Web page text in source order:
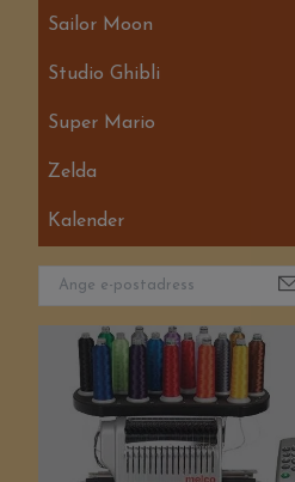
Sailor Moon
Studio Ghibli
Super Mario
Zelda
Kalender